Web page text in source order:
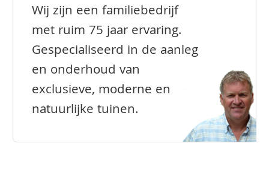
Wij zijn een familiebedrijf
met ruim 75 jaar ervaring.
Gespecialiseerd in de aanleg
en onderhoud van
exclusieve, moderne en
natuurlijke tuinen.